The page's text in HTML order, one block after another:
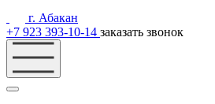
г. Абакан
+7 923 393-10-14 заказать звонок